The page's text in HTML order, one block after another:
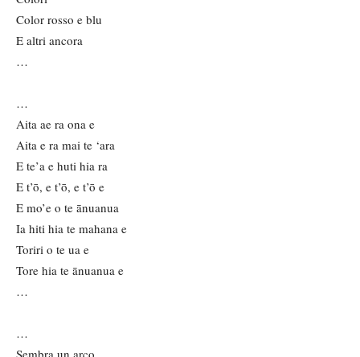
Color rosso e blu
E altri ancora
…
…
Aita ae ra ona e
Aita e ra mai te ‘ara
E te’a e huti hia ra
E t’ō, e t’ō, e t’ō e
E mo’e o te ānuanua
Ia hiti hia te mahana e
Toriri o te ua e
Tore hia te ānuanua e
…
…
Sembra un arco